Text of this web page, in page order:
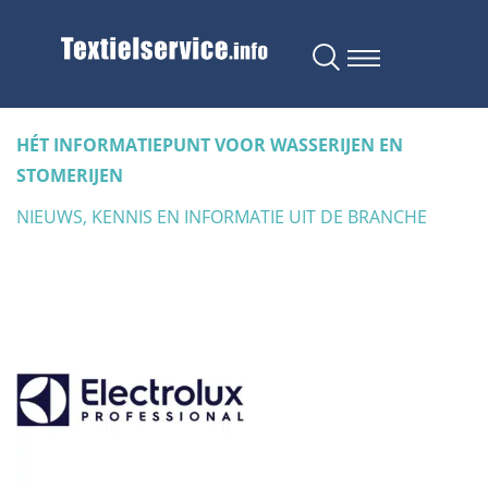
HÉT INFORMATIEPUNT VOOR WASSERIJEN EN
STOMERIJEN
NIEUWS, KENNIS EN INFORMATIE UIT DE BRANCHE